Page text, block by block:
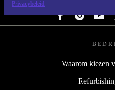
Privacybeleid
Waarom kiezen